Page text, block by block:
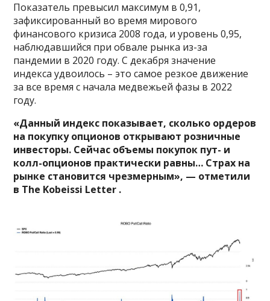
Показатель превысил максимум в 0,91,
зафиксированный во время мирового
финансового кризиса 2008 года, и уровень 0,95,
наблюдавшийся при обвале рынка из-за
пандемии в 2020 году. С декабря значение
индекса удвоилось – это самое резкое движение
за все время с начала медвежьей фазы в 2022
году.
«Данный индекс показывает, сколько ордеров
на покупку опционов открывают розничные
инвесторы. Сейчас объемы покупок пут- и
колл-опционов практически равны… Страх на
рынке становится чрезмерным», — отметили
в The Kobeissi Letter .